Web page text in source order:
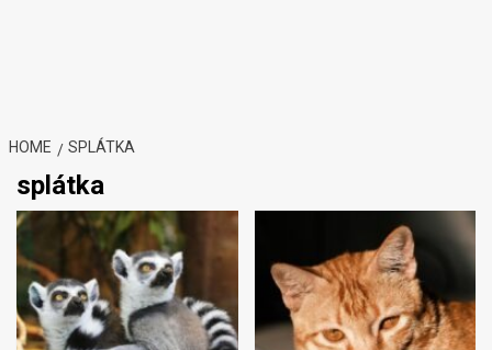
HOME SPLÁTKA
splátka